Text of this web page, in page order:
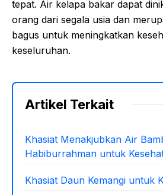
tepat. Air kelapa bakar dapat
orang dari segala usia dan
bagus untuk meningkatkan
keseluruhan.
Artikel Terkait
Khasiat Menakjubkan Air
Habiburrahman untuk
Khasiat Daun Kemangi untuk